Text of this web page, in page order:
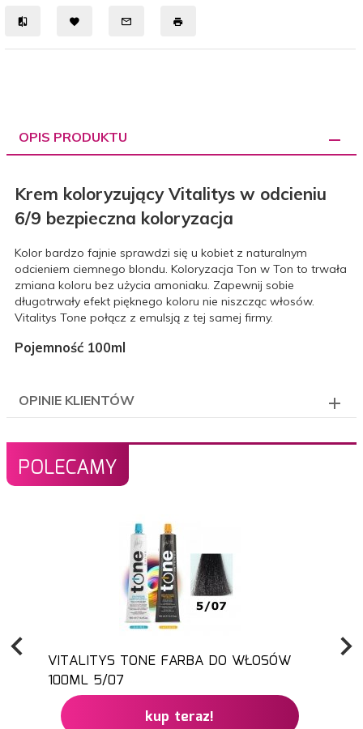
OPIS PRODUKTU
Krem koloryzujący Vitalitys w odcieniu
6/9 bezpieczna koloryzacja
Kolor bardzo fajnie sprawdzi się u kobiet z naturalnym
odcieniem ciemnego blondu. Koloryzacja Ton w Ton to trwała
zmiana koloru bez użycia amoniaku. Zapewnij sobie
długotrwały efekt pięknego koloru nie niszcząc włosów.
Vitalitys Tone połącz z emulsją z tej samej firmy.
Pojemność 100ml
OPINIE KLIENTÓW
POLECAMY
VITALITYS TONE FARBA DO WŁOSÓW
100ML 5/07
kup teraz!